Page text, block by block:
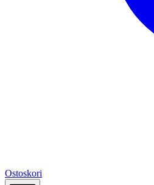
Ostoskori